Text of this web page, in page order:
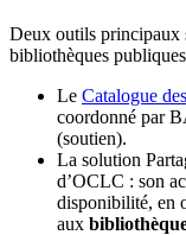
Deux outils principaux
bibliothèques
Le Catalogue
coordonné par
(soutien).
La solution
d’OCLC : son
disponibilité, en
aux